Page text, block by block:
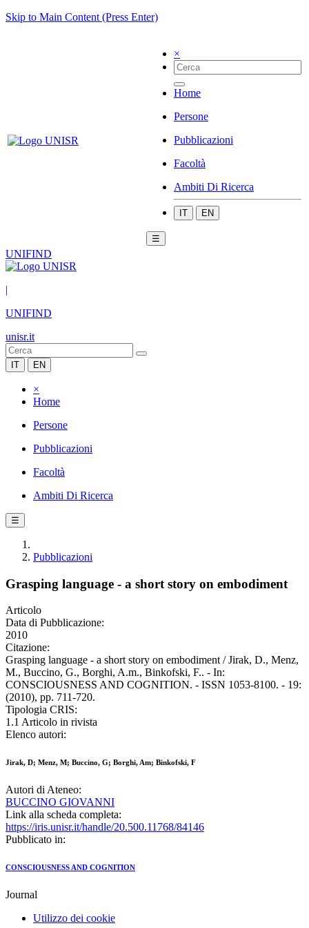
Skip to Main Content (Press Enter)
×
Home
Persone
Pubblicazioni
Facoltà
Ambiti Di Ricerca
IT EN
☰
UNIFIND
|
UNIFIND
unisr.it
IT EN
×
Home
Persone
Pubblicazioni
Facoltà
Ambiti Di Ricerca
☰
Pubblicazioni
Grasping language - a short story on embodiment
Articolo
Data di Pubblicazione:
2010
Citazione:
Grasping language - a short story on embodiment / Jirak, D., Menz,
M., Buccino, G., Borghi, A.m., Binkofski, F.. - In:
CONSCIOUSNESS AND COGNITION. - ISSN 1053-8100. - 19:
(2010), pp. 711-720.
Tipologia CRIS:
1.1 Articolo in rivista
Elenco autori:
Jirak, D; Menz, M; Buccino, G; Borghi, Am; Binkofski, F
Autori di Ateneo:
BUCCINO GIOVANNI
Link alla scheda completa:
https://iris.unisr.it/handle/20.500.11768/84146
Pubblicato in:
CONSCIOUSNESS AND COGNITION
Journal
Utilizzo dei cookie